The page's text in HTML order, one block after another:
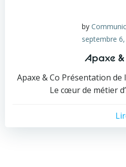
by
septembre
Apaxe
Apaxe & Co Présentation de
Le cœur de métier